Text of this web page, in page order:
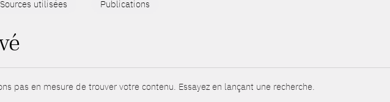
Sources utilisées Publications
pas en mesure de trouver votre contenu. Essayez en lançant une recherche.